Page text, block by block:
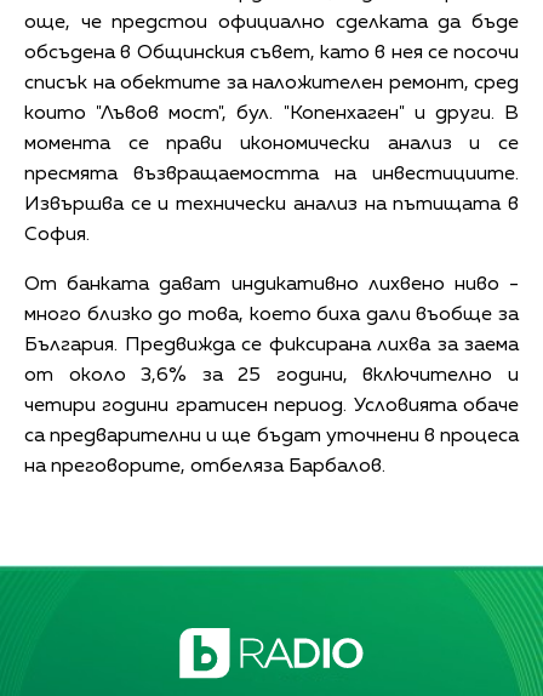
още, че предстои официално сделката да бъде
обсъдена в Общинския съвет, като в нея се посочи
списък на обектите за наложителен ремонт, сред
които "Лъвов мост", бул. "Копенхаген" и други. В
момента се прави икономически анализ и се
пресмята възвращаемостта на инвестициите.
Извършва се и технически анализ на пътищата в
София.
От банката дават индикативно лихвено ниво -
много близко до това, което биха дали въобще за
България. Предвижда се фиксирана лихва за заема
от около 3,6% за 25 години, включително и
четири години гратисен период. Условията обаче
са предварителни и ще бъдат уточнени в процеса
на преговорите, отбеляза Барбалов.